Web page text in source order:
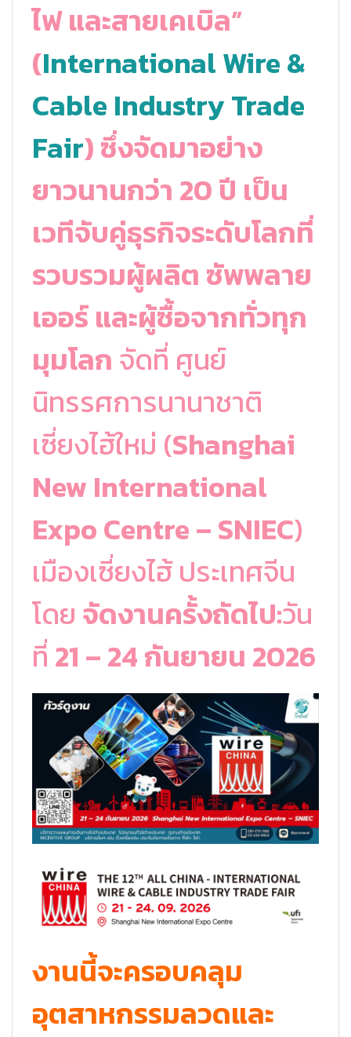
ไฟ และสายเคเบิล”
(International Wire &
Cable Industry Trade
Fair) ซึ่งจัดมาอย่าง
ยาวนานกว่า 20 ปี เป็น
เวทีจับคู่ธุรกิจระดับโลกที่
รวบรวมผู้ผลิต ซัพพลาย
เออร์ และผู้ซื้อจากทั่วทุก
มุมโลก จัดที่ ศูนย์
นิทรรศการนานาชาติ
เซี่ยงไฮ้ใหม่ (Shanghai
New International
Expo Centre – SNIEC)
เมืองเซี่ยงไฮ้ ประเทศจีน
โดย จัดงานครั้งถัดไป:วัน
ที่ 21 – 24 กันยายน 2026
งานนี้จะครอบคลุม
อุตสาหกรรมลวดและ